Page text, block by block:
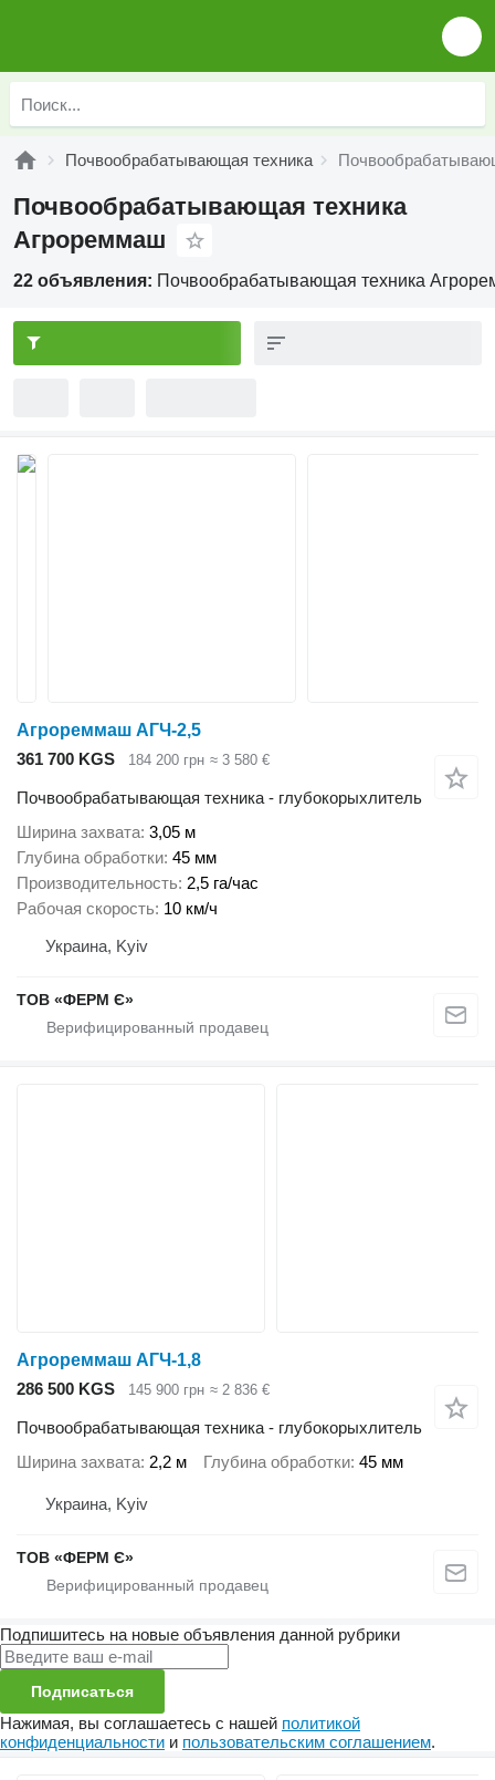
Почвообрабатывающая техника
Почвообрабатывающая техника
Агрореммаш
22 объявления: Почвообрабатывающая техника
Агрореммаш АГЧ-2,5
361 700 KGS
184 200 грн ≈ 3 580 €
Почвообрабатывающая техника - глубокорыхлитель
Ширина захвата 3,05 м
Глубина обработки 45 мм
Производительность 2,5 га/час
Рабочая скорость 10 км/ч
Украина, Kyiv
ТОВ «ФЕРМ Є»
Агрореммаш АГЧ-1,8
286 500 KGS
145 900 грн ≈ 2 836 €
Почвообрабатывающая техника - глубокорыхлитель
Ширина захвата 2,2 м Глубина обработки 45 мм
Украина, Kyiv
ТОВ «ФЕРМ Є»
Подпишитесь на новые объявления данной рубрики
Подписаться
Нажимая, вы соглашаетесь с нашей политикой
конфиденциальности и пользовательским соглашением.